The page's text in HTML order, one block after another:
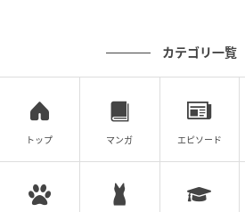
カテゴリ一覧
トップ マンガ エピソード